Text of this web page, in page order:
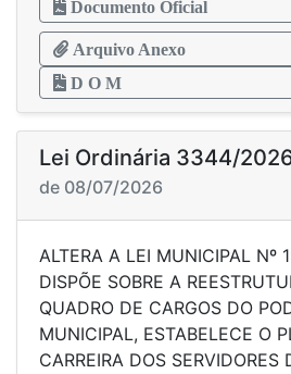
Documento Oficial
Arquivo Anexo
D O M
Lei Ordinária 3344/
de 08/07/2026
ALTERA A LEI MUNICIPAL Nº
DISPÕE SOBRE A
QUADRO DE CARGOS DO
MUNICIPAL, ESTABELECE O
CARREIRA DOS SERVIDORES